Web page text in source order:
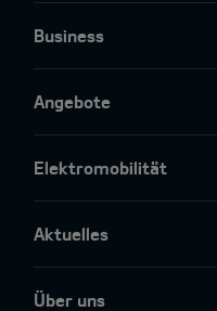
Business
Angebote
Elektromobilität
Aktuelles
Über uns